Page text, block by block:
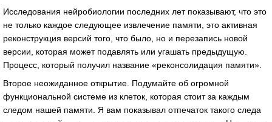
Исследования нейробиологии последних лет показывают, что это
не только каждое следующее извлечение памяти, это активная
реконструкция версий того, что было, но и перезапись новой
версии, которая может подавлять или угашать предыдущую.
Процесс, который получил название «реконсолидация памяти».
Второе неожиданное открытие. Подумайте об огромной
функциональной системе из клеток, которая стоит за каждым
следом нашей памяти. Я вам показывал отпечаток такого следа